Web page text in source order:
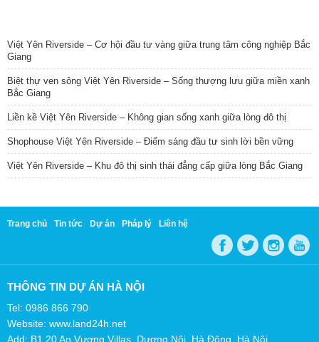
Việt Yên Riverside – Cơ hội đầu tư vàng giữa trung tâm công nghiệp Bắc
Giang
Biệt thự ven sông Việt Yên Riverside – Sống thượng lưu giữa miền xanh
Bắc Giang
Liền kề Việt Yên Riverside – Không gian sống xanh giữa lòng đô thị
Shophouse Việt Yên Riverside – Điểm sáng đầu tư sinh lời bền vững
Việt Yên Riverside – Khu đô thị sinh thái đẳng cấp giữa lòng Bắc Giang
Trang chủ Tin tức Dự án Pháp lý Liên hệ
THÔNG TIN DỰ ÁN HÀ NỘI
Tel: 0986 866 790
Website: www.land24h.net
Add: B1.20 An Vượng Villas, Dương Nội, Hà Đông, Hà Nội